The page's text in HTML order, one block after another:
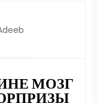
МОЗГ